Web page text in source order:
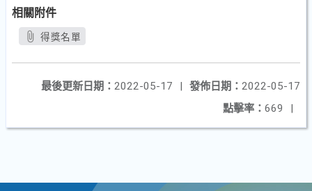
相關附件
得獎名單
發佈日期： 2022-05-17
最後更新日期： 2022-05-17
|
點擊率： 669 |